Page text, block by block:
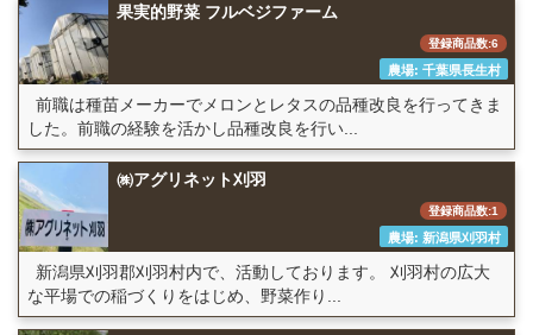
果実的野菜 フルベジファーム
登録商品数:6
農場: 千葉県長生村
前職は種苗メーカーでメロンとレタスの品種改良を行ってきま
した。前職の経験を活かし品種改良を行い...
㈱アグリネット刈羽
登録商品数:1
農場: 新潟県刈羽村
新潟県刈羽郡刈羽村内で、活動しております。 刈羽村の広大
な平場での稲づくりをはじめ、野菜作り...